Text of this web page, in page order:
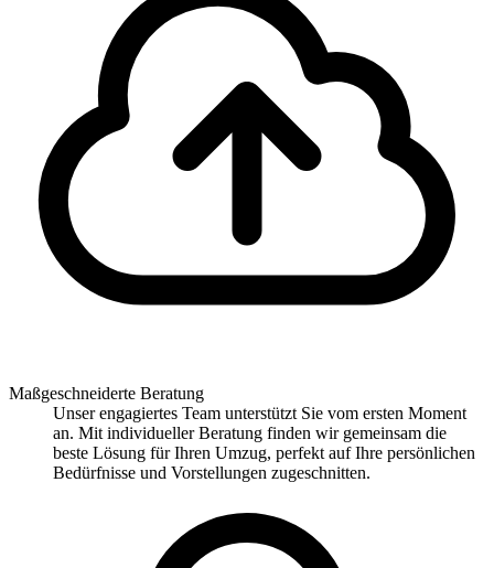
Maßgeschneiderte Beratung
Unser engagiertes Team unterstützt Sie vom ersten Moment
an. Mit individueller Beratung finden wir gemeinsam die
beste Lösung für Ihren Umzug, perfekt auf Ihre persönlichen
Bedürfnisse und Vorstellungen zugeschnitten.